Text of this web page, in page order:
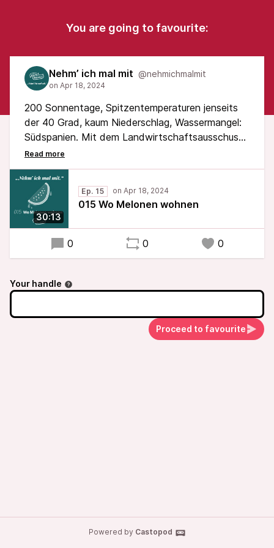
You are going to favourite:
Nehm’ ich mal mit @nehmichmalmit
200 Sonnentage, Spitzentemperaturen jenseits
der 40 Grad, kaum Niederschlag, Wassermangel:
Südspanien. Mit dem Landwirtschaftsausschuss
des Landtages besuchten wir jene Region, die
Melonen, Paprika, Zucchini oder Gurken für die
Frischetheken unserer Märkte produziert. Was wir
von Almeria und der gesamten Region über den
Klimawandel lernen konnten, hört ihr in meiner
"Südspanien"-Folge meines Podcasts.
30:13
Ep. 15
015 Wo Melonen wohnen
0 0 0
Your handle
Proceed to favourite
Powered by Castopod